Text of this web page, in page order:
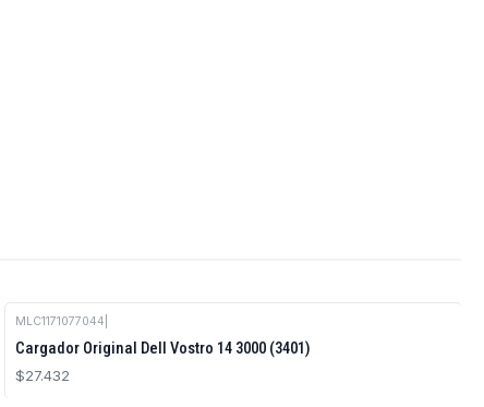
MLC1171077044
Cargador Original Dell Vostro 14 3000 (3401)
$27.432